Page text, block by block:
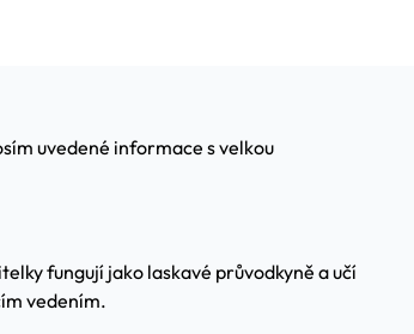
uvedené informace s velkou
fungují jako laskavé průvodkyně a učí
vedením.